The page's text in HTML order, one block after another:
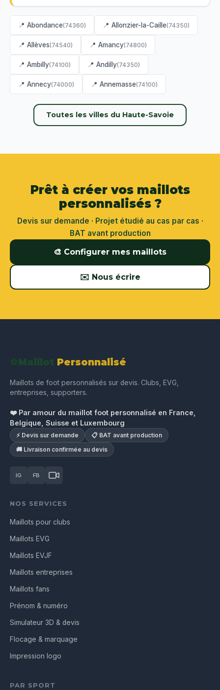
📍 Abondance(74360) 📍 Allonzier-la-Caille(74350)
📍 Allèves(74540) 📍 Amancy(74800)
📍 Ambilly(74100) 📍 Andilly(74350)
📍 Annecy(74000) 📍 Annemasse(74100)
Toutes les villes du Haute-Savoie
Prêt à créer vos maillots
personnalisés ?
Devis sur demande · Projet étudié au cas par cas ·
BAT avant production
🎨 Configurer mes maillots
✉️ Nous écrire
⚽Maillot Personnalisé
Maillots de foot personnalisés sur devis. Clubs, EVG,
entreprises, supporters.
❤️ Par amour du maillot foot personnalisé en France,
Belgique, Suisse et Luxembourg
⚡ Devis sur demande
📋 BAT avant production
🚚 Livraison confirmée au devis
IG FB
NOS SERVICES
Maillots pour clubs
Maillots EVG
Maillots EVJF
Maillots entreprises
Maillots fans
Prénom & numéro
Simulateur 3D & devis
Flocage & marquage
Impression logo
PAR SPORT